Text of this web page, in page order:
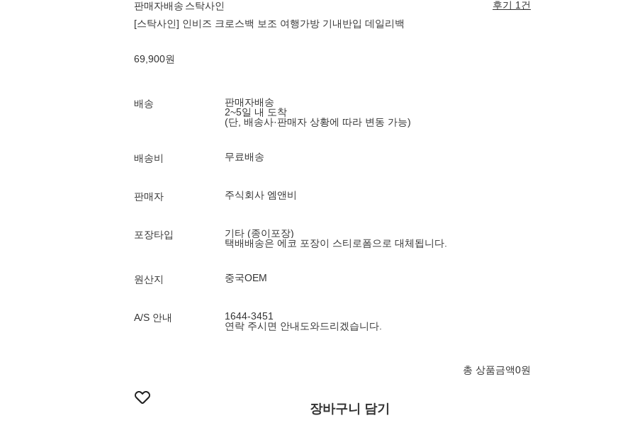
판매자배송 스탁사인
후기 1건
[스탁사인] 인비즈 크로스백 보조 여행가방 기내반입 데일리백
69,900원
배송
판매자배송
2~5일 내 도착
(단, 배송사·판매자 상황에 따라 변동 가능)
배송비 무료배송
판매자 주식회사 엠앤비
포장타입
기타 (종이포장)
택배배송은 에코 포장이 스티로폼으로 대체됩니다.
원산지 중국OEM
A/S 안내
1644-3451
연락 주시면 안내도와드리겠습니다.
총 상품금액0원
장바구니 담기